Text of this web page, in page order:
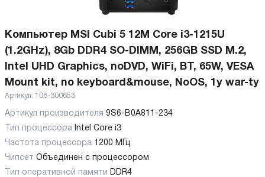
Компьютер MSI Cubi 5 12M Core i3-1215U
(1.2GHz), 8Gb DDR4 SO-DIMM, 256GB SSD M.2,
Intel UHD Graphics, noDVD, WiFi, BT, 65W, VESA
Mount kit, no keyboard&mouse, NoOS, 1y war-ty
Артикул: 108-300653
Артикул производителя 9S6-B0A811-234
Тип процессора Intel Core i3
Частота процессора 1200 МГц
Чипсет Объединен с процессором
Тип оперативной памяти DDR4